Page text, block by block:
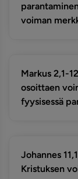
voiman
Markus 2,1-
osoittaen
fyysisessä
Johannes
Kristuksen